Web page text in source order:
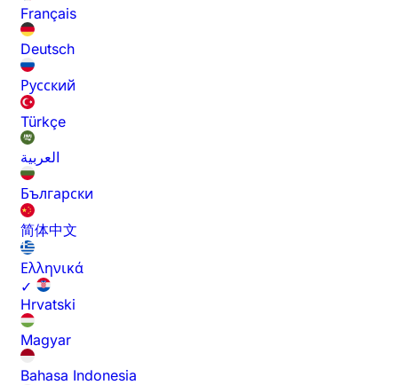
Français
Deutsch
Русский
Türkçe
العربية
Български
简体中文
Ελληνικά
✓
Hrvatski
Magyar
Bahasa Indonesia